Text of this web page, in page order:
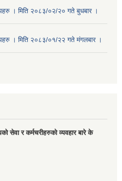
। मिति २०८३/०२/२० गते बुधबार ।
। मिति २०८३/०१/२२ गते मंगलबार ।
सेवा र कर्मचरीहरुको व्यवहार बारे के